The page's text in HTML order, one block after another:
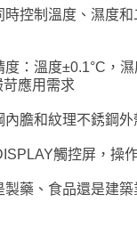
時控制溫度、濕度
度：溫度±0.1°C，濕
苛應用需求
內膽和紋理不銹鋼
觸控屏，操
製藥、食品還是建